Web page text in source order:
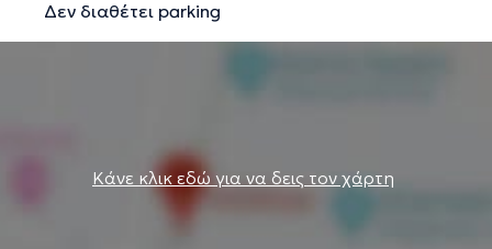
Δεν διαθέτει parking
Κάνε κλικ εδώ για να δεις τον χάρτη